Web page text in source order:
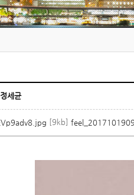
세균
[9kb]